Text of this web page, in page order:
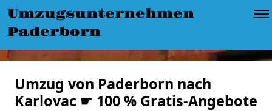
Umzugsunternehmen
Paderborn
Umzug von Paderborn nach
Karlovac ☛ 100 % Gratis-Angebote